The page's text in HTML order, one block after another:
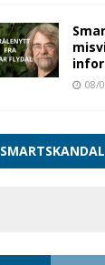
08/